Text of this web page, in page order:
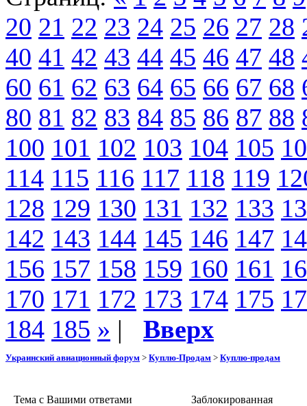
20 21 22 23 24 25 26 27 28
40 41 42 43 44 45 46 47 48
60 61 62 63 64 65 66 67 68
80 81 82 83 84 85 86 87 88
100 101 102 103 104 105
114 115 116 117 118 119
128 129 130 131 132 133
142 143 144 145 146 147
156 157 158 159 160 161
170 171 172 173 174 175
184 185 » | Вверх
Украинский авиационный форум > Куплю-Продам > Куплю-продам
Тема с Вашими ответами
Заблокированная